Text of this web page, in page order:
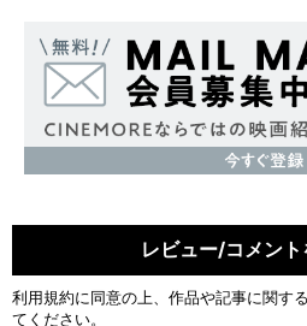
レビュー/コメン
利用規約に同意の上、作品や記事に関す
てください。